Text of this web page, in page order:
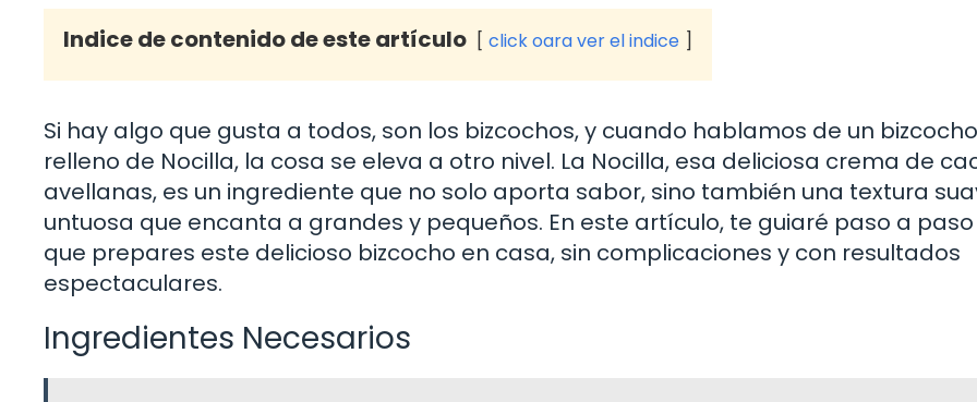
Indice de contenido de este artículo click oara ver el indice
Si hay algo que gusta a todos, son los bizcochos, y cuando hablamos de un bizcocho
relleno de Nocilla, la cosa se eleva a otro nivel. La Nocilla, esa deliciosa crema de
avellanas, es un ingrediente que no solo aporta sabor, sino también una textura
untuosa que encanta a grandes y pequeños. En este artículo, te guiaré paso a
que prepares este delicioso bizcocho en casa, sin complicaciones y con resultados
espectaculares.
Ingredientes Necesarios